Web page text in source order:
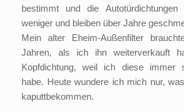
bestimmt und die
weniger und bleiben über Jahre
Mein alter Eheim-Außenfilter
Jahren, als ich ihn weiterverkauft
Kopfdichtung, weil ich diese immer
habe. Heute wundere ich mich nur,
kaputtbekommen.